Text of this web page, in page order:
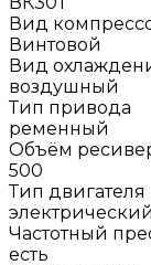
Вид
Винтовой
Вид
воздушный
Тип привода
ременный
Объём
500
Тип двигателя
электрический
Частотный
есть